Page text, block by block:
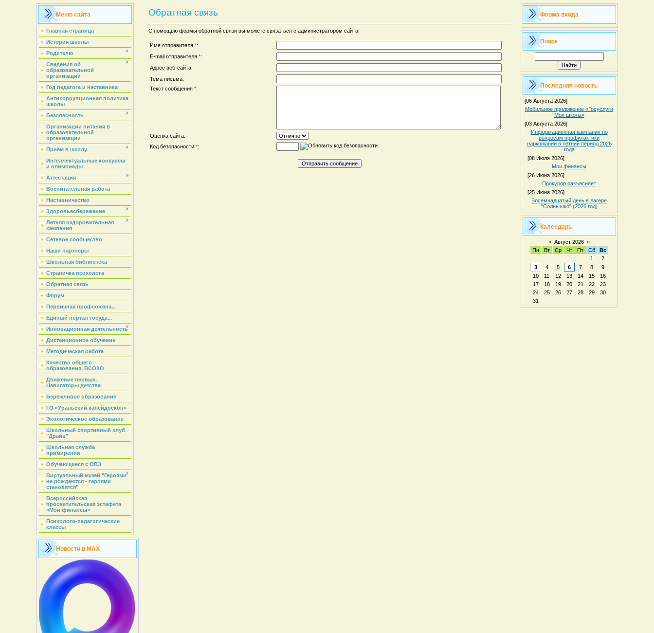
Меню сайта
Главная страница
История школы
Родителю
Сведения об
образовательной
организации
Год педагога и наставника
Антикоррупционная политика
школы
Безопасность
Организации питания в
образовательной
организации
Приём в школу
Интеллектуальные конкурсы
и олимпиады
Аттестация
Воспитательная работа
Наставничество
Здоровьесбережение
Летняя оздоровительная
кампания
Сетевое сообщество
Наши партнеры
Школьная библиотека
Страничка психолога
Обратная связь
Форум
Первичная профсоюзна...
Единый портал госуда...
Инновационная деятельность
Дистанционное обучение
Методическая работа
Качество общего
образования. ВСОКО
Движение первых.
Навигаторы детства
Бережливое образование
ГО «Уральский калейдоскоп»
Экологическое образование
Школьный спортивный клуб
"Драйв"
Школьная служба
примирения
Обучающиеся с ОВЗ
Виртуальный музей "Героями
не рождаются - героями
становятся"
Всероссийская
просветительская эстафета
«Мои финансы»
Психолого-педагогические
классы
Новости в MAX
Обратная связь
С помощью формы обратной связи вы можете связаться с администратором сайта.
Имя отправителя *:
E-mail отправителя *:
Адрес веб-сайта:
Тема письма:
Текст сообщения *:
Оценка сайта:
Код безопасности *:
Форма входа
Поиск
Последняя новость
[06 Августа 2026]
Мобильное приложение «Госуслуги
Моя школа»
[03 Августа 2026]
Информационная кампания по
вопросам профилактики
наркомании в летний период 2026
года
[08 Июля 2026]
Мои финансы
[26 Июня 2026]
Прокурор разъясняет
[25 Июня 2026]
Восемнадцатый день в лагере
"Солнышко" (2026 год)
Календарь
« Август 2026 »
Пн
Вт Ср Чт Пт Сб
Вс
1
2
3
4 5 6 7 8
9
10
11 12 13 14 15
16
17
18 19 20 21 22
23
24
25 26 27 28 29
30
31